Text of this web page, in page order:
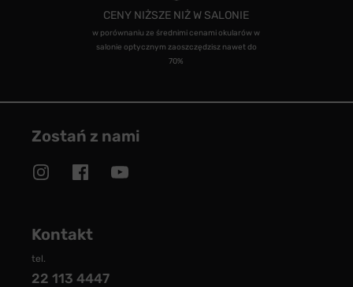
CENY NIŻSZE NIŻ W SALONIE
w porównaniu ze średnimi cenami okularów w
salonie optycznym zaoszczędzisz nawet do
70%
Zostań z nami
Kontakt
tel.
22 113 4447